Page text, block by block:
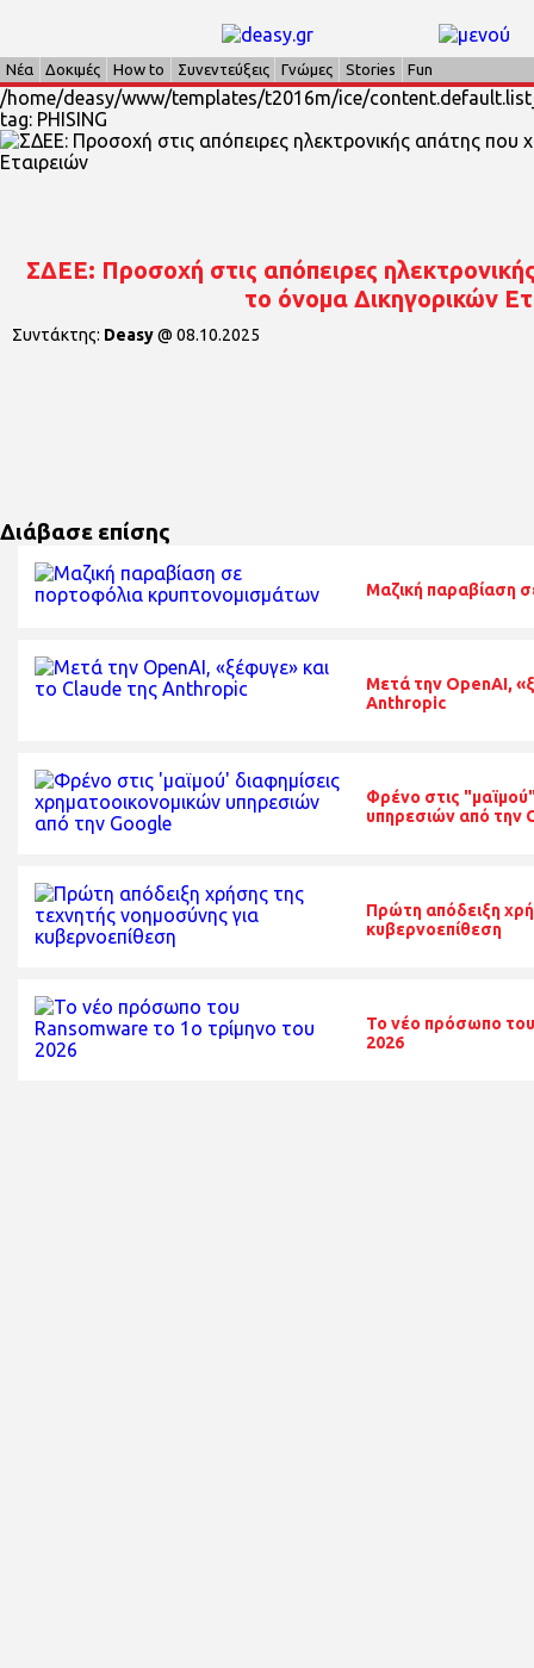
Νέα Δοκιμές How to Συνεντεύξεις Γνώμες Stories Fun
/home/deasy/www/templates/t2016m/ice/
tag: PHISING
ΣΔΕΕ: Προσοχή στις απόπειρες
το όνομα Δικηγορικών
Συντάκτης: Deasy@ 08.10.2025
Διάβασε επίσης
Μαζική παραβίαση
Μετά την OpenAI,
Anthropic
Φρένο στις
υπηρεσιών από την
Πρώτη απόδειξη
κυβερνοεπίθεση
Το νέο πρόσωπο
2026